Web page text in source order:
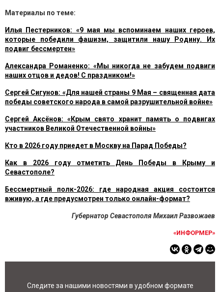
Материалы по теме:
Илья Пестерников: «9 мая мы вспоминаем наших героев,
которые победили фашизм, защитили нашу Родину. Их
подвиг бессмертен»
Александра Романенко: «Мы никогда не забудем подвиги
наших отцов и дедов! С праздником!»
Сергей Сигунов: «Для нашей страны 9 Мая – священная дата
победы советского народа в самой разрушительной войне»
Сергей Аксёнов: «Крым свято хранит память о подвигах
участников Великой Отечественной войны»
Кто в 2026 году приедет в Москву на Парад Победы?
Как в 2026 году отметить День Победы в Крыму и
Севастополе?
Бессмертный полк-2026: где народная акция состоится
вживую, а где предусмотрен только онлайн-формат?
Губернатор Севастополя Михаил Развожаев
«ИНФОРМЕР»
Следите за нашими новостями в удобном формате